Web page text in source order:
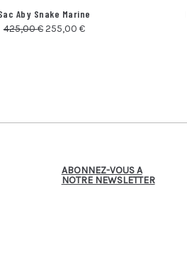
Aby Snake Marine
425,00€255,00 €
ABONNEZ-VOUS A
NOTRE NEWSLETTER